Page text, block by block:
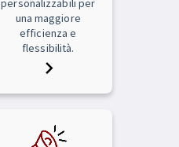
personalizzabili per
una maggiore
efficienza e
flessibilità.